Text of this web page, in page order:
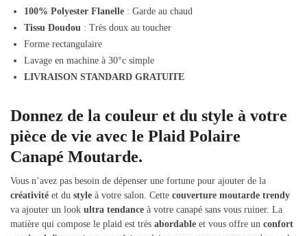
100% Polyester Flanelle : Garde au chaud
Tissu Doudou : Très doux au toucher
Forme rectangulaire
Lavage en machine à 30°c simple
LIVRAISON STANDARD GRATUITE
Donnez de la couleur et du style à votre
pièce de vie avec le Plaid Polaire
Canapé Moutarde.
Vous n’avez pas besoin de dépenser une fortune pour ajouter de la
créativité et du style à votre salon. Cette couverture moutarde trendy
va ajouter un look ultra tendance à votre canapé sans vous ruiner. La
matière qui compose le plaid est très abordable et vous offre un confort